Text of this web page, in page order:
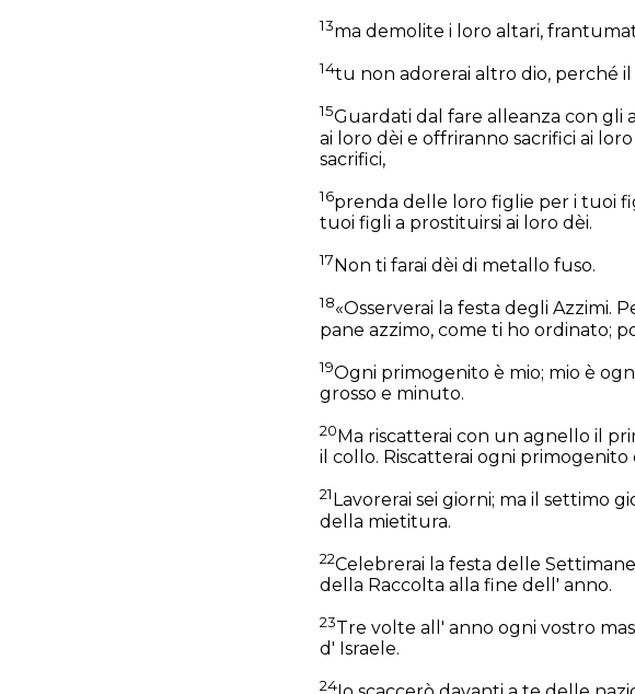
13ma demolite i loro altari,
14tu non adorerai altro dio, perché il
15Guardati dal fare alleanza con gli
ai loro dèi e offriranno sacrifici ai
sacrifici,
16prenda delle loro figlie per i tuoi
tuoi figli a prostituirsi ai loro dèi.
17 Non ti farai dèi di metallo fuso.
18«Osserverai la festa degli Azzimi.
pane azzimo, come ti ho ordinato;
19Ogni primogenito è mio; mio è
grosso e minuto.
20 Ma riscatterai con un agnello il
il collo. Riscatterai ogni
21 Lavorerai sei giorni; ma il settimo
della mietitura.
22Celebrerai la festa delle
della Raccolta alla fine dell' anno.
23Tre volte all' anno ogni vostro
d' Israele.
24